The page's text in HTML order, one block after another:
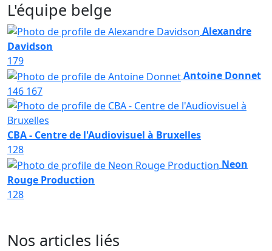
L'équipe belge
Alexandre
Davidson
179
Antoine Donnet
146 167
CBA - Centre de l'Audiovisuel à Bruxelles
128
Neon
Rouge Production
128
Nos articles liés